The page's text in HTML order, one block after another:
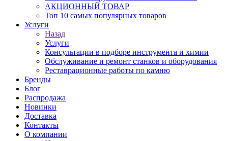
АКЦИОННЫЙ ТОВАР
Топ 10 самых популярных товаров
Услуги
Назад
Услуги
Консультации в подборе инструмента и химии
Обслуживание и ремонт станков и оборудования
Реставрационные работы по камню
Бренды
Блог
Распродажа
Новинки
Доставка
Контакты
О компании